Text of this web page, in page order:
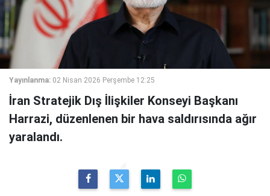
Yayınlanma: 02 Nisan 2026 Perşembe 12:25
İran Stratejik Dış İlişkiler Konseyi Başkanı
Harrazi, düzenlenen bir hava saldırısında ağır
yaralandı.